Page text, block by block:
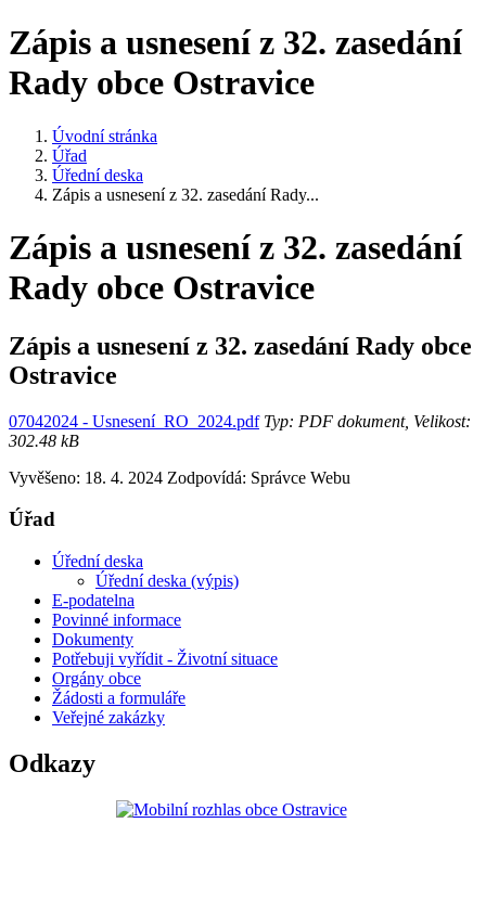
Zápis a usnesení z 32. zasedání
Rady obce Ostravice
Úvodní stránka
Úřad
Úřední deska
Zápis a usnesení z 32. zasedání Rady...
Zápis a usnesení z 32. zasedání
Rady obce Ostravice
Zápis a usnesení z 32. zasedání Rady obce
Ostravice
07042024 - Usnesení_RO_2024.pdfTyp: PDF dokument, Velikost:
302.48 kB
Vyvěšeno: 18. 4. 2024 Zodpovídá: Správce Webu
Úřad
Úřední deska
Úřední deska (výpis)
E-podatelna
Povinné informace
Dokumenty
Potřebuji vyřídit - Životní situace
Orgány obce
Žádosti a formuláře
Veřejné zakázky
Odkazy